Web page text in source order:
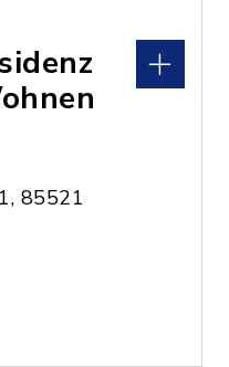
85521